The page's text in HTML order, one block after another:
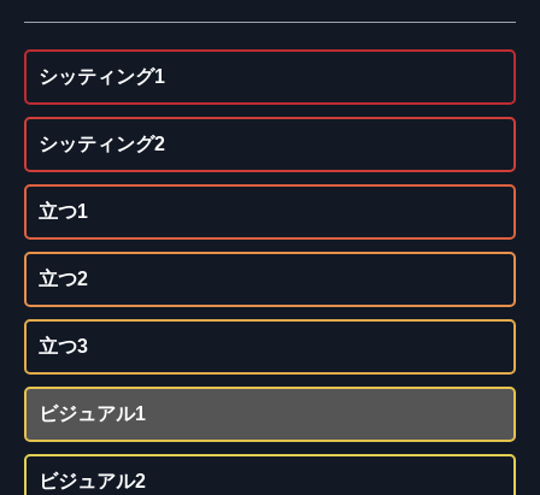
シッティング1
シッティング2
立つ1
立つ2
立つ3
ビジュアル1
ビジュアル2